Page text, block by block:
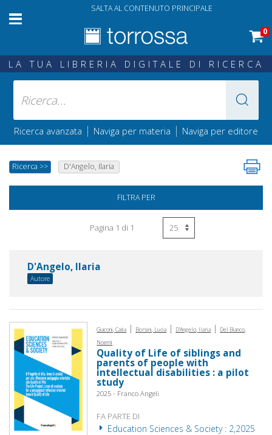
SALTA AL CONTENUTO PRINCIPALE
0
LA TUA LIBRERIA DIGITALE DI RICERCA
Ricerca avanzata | Naviga per materia | Naviga per editore
Ricerca >> D'Angelo, Ilaria
FILTRA PER
Pagina 1 di 1
D'Angelo, Ilaria
Autore
Giaconi, Catia | Borsini, Lucia | D'Angelo, Ilaria |
Del Bianco,
Noemi
Quality of Life of siblings and
parents of people with
intellectual disabilities : a pilot
study
2025 - Franco Angeli
FA PARTE DI
Education Sciences & Society : 2,2025